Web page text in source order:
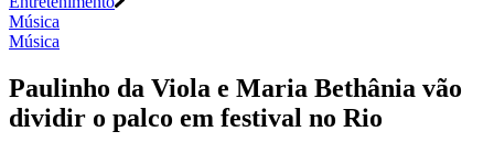
Música
Música
Paulinho da Viola e Maria Bethânia vão
dividir o palco em festival no Rio